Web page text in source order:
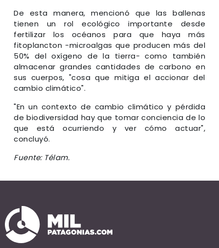
De esta manera, mencionó que las ballenas
tienen un rol ecológico importante desde
fertilizar los océanos para que haya más
fitoplancton -microalgas que producen más del
50% del oxígeno de la tierra- como también
almacenar grandes cantidades de carbono en
sus cuerpos, "cosa que mitiga el accionar del
cambio climático".
"En un contexto de cambio climático y pérdida
de biodiversidad hay que tomar conciencia de lo
que está ocurriendo y ver cómo actuar",
concluyó.
Fuente: Télam.